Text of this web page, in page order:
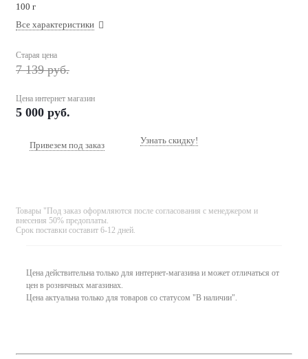
100 г
Все характеристики
Старая цена
7 139руб.
Цена интернет магазин
5 000 руб.
Привезем под заказ Узнать скидку!
Товары "Под заказ оформляются после согласования с менеджером и
внесения 50% предоплаты.
Срок поставки составит 6-12 дней.
Цена действительна только для интернет-магазина и может отличаться от
цен в розничных магазинах.
Цена актуальна только для товаров со статусом "В наличии".